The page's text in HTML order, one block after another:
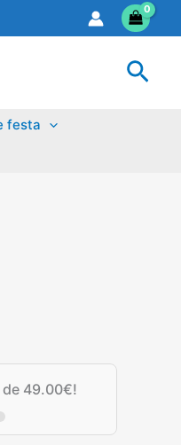
festa
49.00€!